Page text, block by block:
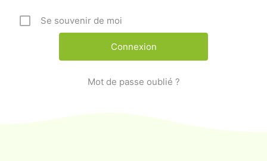
Se souvenir de moi
Mot de passe oublié ?